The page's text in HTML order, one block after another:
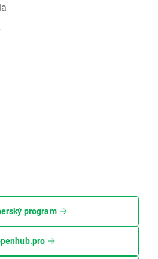
program